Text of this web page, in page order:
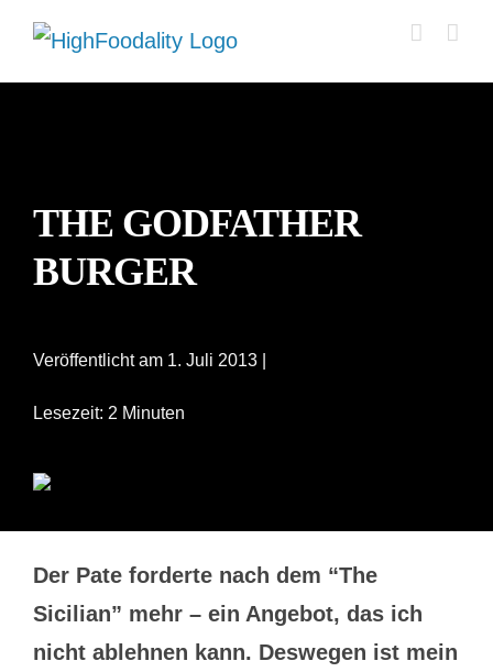
Zum
Inhalt
THE GODFATHER
BURGER
Veröffentlicht am 1. Juli 2013 |
Lesezeit: 2 Minuten
Der Pate forderte nach dem “The
Sicilian” mehr – ein Angebot, das ich
nicht ablehnen kann. Deswegen ist mein